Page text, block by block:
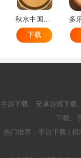
秋水中国象棋
下载
手游下载、安卓游戏下载
下载、
热门推荐：手游下载 |